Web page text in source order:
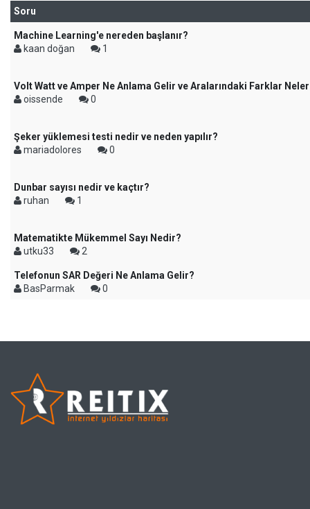
Soru
Machine Learning'e nereden başlanır?
kaan doğan
1
Volt Watt ve Amper Ne Anlama Gelir ve Aralarındaki Farklar
oissende
0
Şeker yüklemesi testi nedir ve neden yapılır?
mariadolores
0
Dunbar sayısı nedir ve kaçtır?
ruhan
1
Matematikte Mükemmel Sayı Nedir?
utku33
2
Telefonun SAR Değeri Ne Anlama Gelir?
BasParmak
0